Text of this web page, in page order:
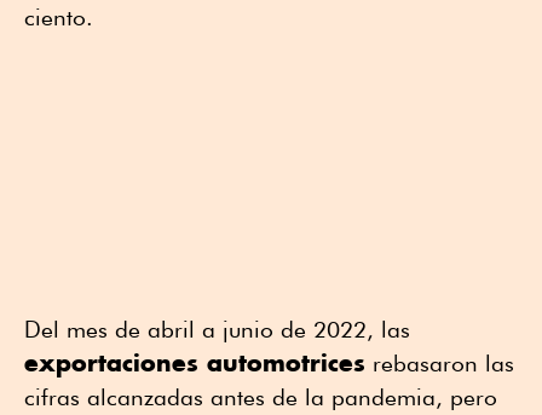
ciento.
Del mes de abril a junio de 2022, las
exportaciones automotrices rebasaron las
cifras alcanzadas antes de la pandemia, pero